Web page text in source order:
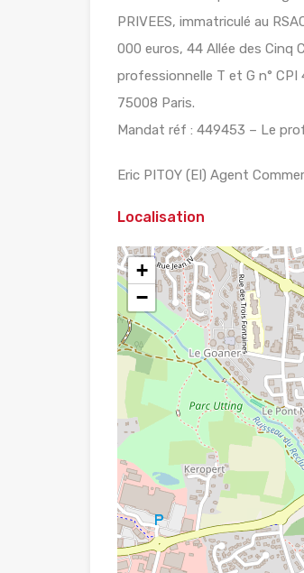
PRIVEES, immatriculé au
000 euros, 44 Allée des Cinq
professionnelle T et G n° CPI
75008 Paris.
Mandat réf : 449453 – Le
Eric PITOY (EI) Agent
Localisation
+
−